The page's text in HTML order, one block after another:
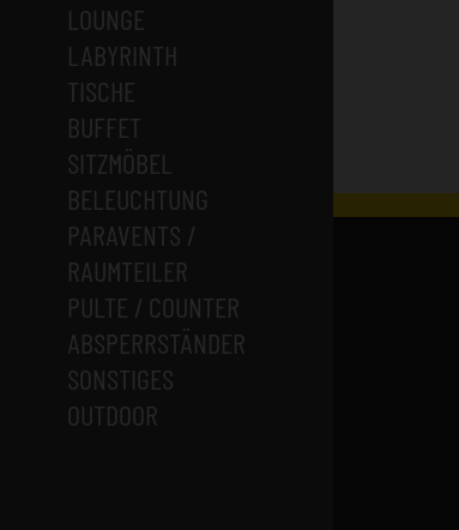
LOUNGE
LABYRINTH
TISCHE
BUFFET
SITZMÖBEL
BELEUCHTUNG
PARAVENTS /
RAUMTEILER
PULTE / COUNTER
ABSPERRSTÄNDER
SONSTIGES
OUTDOOR